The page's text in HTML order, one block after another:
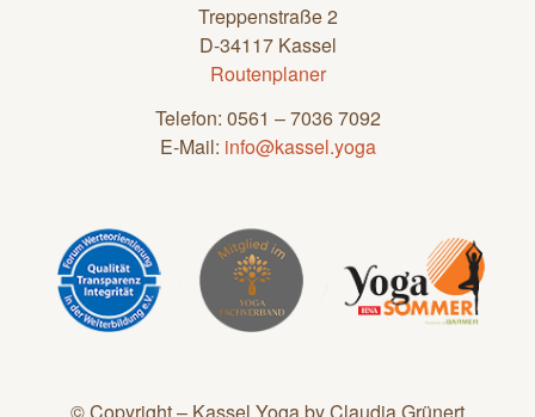
Treppenstraße 2
D-34117 Kassel
Routenplaner
Telefon: 0561 – 7036 7092
E-Mail: info@kassel.yoga
© Copyright – Kassel.Yoga by Claudia Grünert